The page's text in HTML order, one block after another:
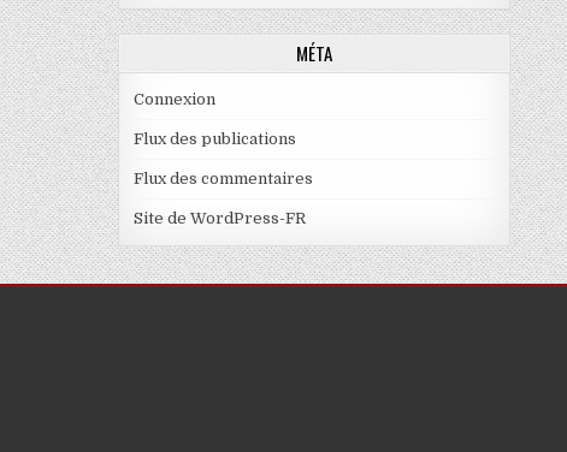
MÉTA
Connexion
Flux des publications
Flux des commentaires
Site de WordPress-FR